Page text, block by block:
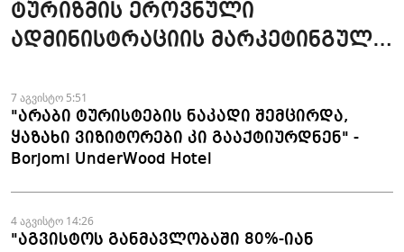
ტურიზმის ეროვნული
ადმინისტრაციის მარკეტინგული
მომზადდა
7 აგვისტო 5:51
"არაბი ტურისტების ნაკადი შემცირდა,
ყაზახი ვიზიტორები კი გააქტიურდნენ" -
Borjomi UnderWood Hotel
4 აგვისტო 14:26
"აგვისტოს განმავლობაში 80%-იან